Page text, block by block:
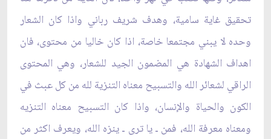
تحقيق غاية سامية، وهدف شريف رباني واذا كان الشعار
وحده لا يبني مجتمعا خاصة، اذا كان خاليا من محتوى، فان
اهداف الشهادة هي المضمون الجيد للشعار، وهي المحتوى
الراقي لشعائر الله والتسبيح معناه التنزية لله من كل عبث في
الكون والحياة والإنسان، واذا كان التسبيح معناه التنزيه
ومعناه معرفة الله، فمن ـ يا ترى ـ ينزه الله، ويعرف اكثر من